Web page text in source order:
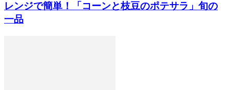
レンジで簡単！「コーンと枝豆のポテサラ」旬の
一品